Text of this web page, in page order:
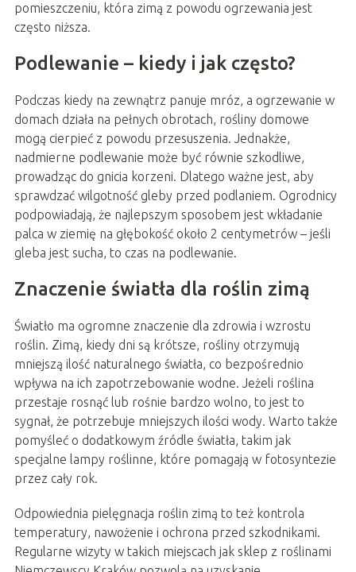
pomieszczeniu, która zimą z powodu ogrzewania jest
często niższa.
Podlewanie – kiedy i jak często?
Podczas kiedy na zewnątrz panuje mróz, a ogrzewanie w
domach działa na pełnych obrotach, rośliny domowe
mogą cierpieć z powodu przesuszenia. Jednakże,
nadmierne podlewanie może być równie szkodliwe,
prowadząc do gnicia korzeni. Dlatego ważne jest, aby
sprawdzać wilgotność gleby przed podlaniem. Ogrodnicy
podpowiadają, że najlepszym sposobem jest wkładanie
palca w ziemię na głębokość około 2 centymetrów – jeśli
gleba jest sucha, to czas na podlewanie.
Znaczenie światła dla roślin zimą
Światło ma ogromne znaczenie dla zdrowia i wzrostu
roślin. Zimą, kiedy dni są krótsze, rośliny otrzymują
mniejszą ilość naturalnego światła, co bezpośrednio
wpływa na ich zapotrzebowanie wodne. Jeżeli roślina
przestaje rosnąć lub rośnie bardzo wolno, to jest to
sygnał, że potrzebuje mniejszych ilości wody. Warto także
pomyśleć o dodatkowym źródle światła, takim jak
specjalne lampy roślinne, które pomagają w fotosyntezie
przez cały rok.
Odpowiednia pielęgnacja roślin zimą to też kontrola
temperatury, nawożenie i ochrona przed szkodnikami.
Regularne wizyty w takich miejscach jak sklep z roślinami